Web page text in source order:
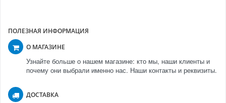
ПОЛЕЗНАЯ ИНФОРМАЦИЯ
О МАГАЗИНЕ
Узнайте больше о нашем магазине: кто мы, наши клиенты и
почему они выбрали именно нас. Наши контакты и реквизиты.
ДОСТАВКА